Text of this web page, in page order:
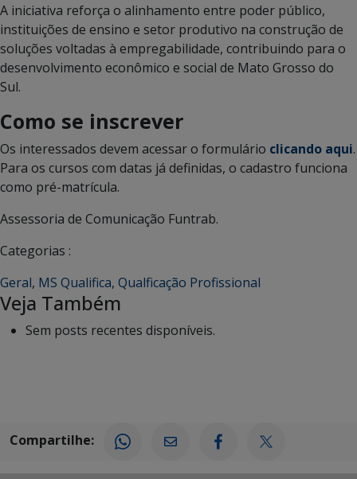
A iniciativa reforça o alinhamento entre poder público,
instituições de ensino e setor produtivo na construção de
soluções voltadas à empregabilidade, contribuindo para o
desenvolvimento econômico e social de Mato Grosso do
Sul.
Como se inscrever
Os interessados devem acessar o formulário clicando aqui.
Para os cursos com datas já definidas, o cadastro funciona
como pré-matrícula.
Assessoria de Comunicação Funtrab.
Categorias :
Geral, MS Qualifica, Qualficação Profissional
Veja Também
Sem posts recentes disponíveis.
Compartilhe: